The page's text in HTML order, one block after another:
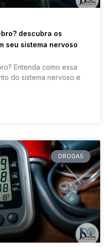
descubra os
seu sistema nervoso
Entenda como essa
do sistema nervoso e
DROGAS